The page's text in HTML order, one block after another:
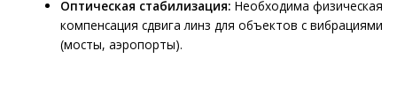
Оптическая стабилизация: Необходима физическая
компенсация сдвига линз для объектов с вибрациями
(мосты, аэропорты).